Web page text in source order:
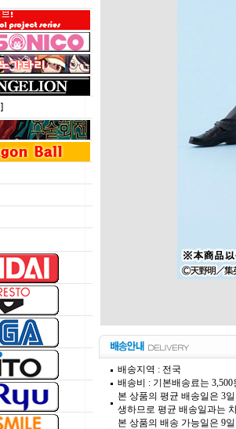
배송지역 : 전국
배송비 : 기본배송료는
본 상품의 평균 배송일은 3
생하므로 평균 배송일과는
본 상품의 배송 가능일은 9